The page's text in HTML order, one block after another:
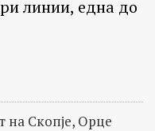
линии, една до
на Скопје, Орце